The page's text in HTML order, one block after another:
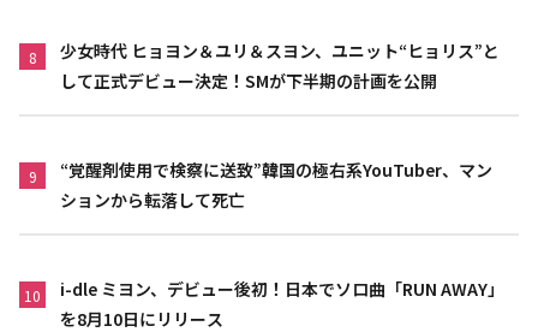
8
少女時代 ヒョヨン＆ユリ＆スヨン、ユニット“ヒョリス”と
して正式デビュー決定！SMが下半期の計画を公開
9
“覚醒剤使用で検察に送致”韓国の極右系YouTuber、マン
ションから転落して死亡
10
i-dle ミヨン、デビュー後初！日本でソロ曲「RUN AWAY」
を8月10日にリリース